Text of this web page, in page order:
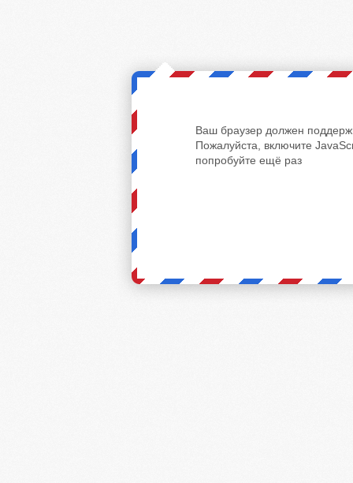
Ваш браузер должен
Пожалуйста, включите
попробуйте ещё раз